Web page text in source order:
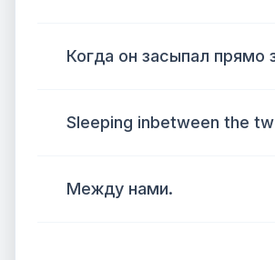
Когда он засыпал прямо
Sleeping inbetween the
Между нами.